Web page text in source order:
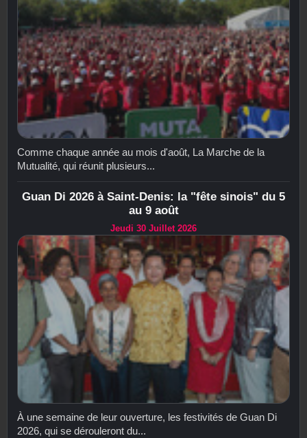
Comme chaque année au mois d'août, La Marche de la
Mutualité, qui réunit plusieurs...
Guan Di 2026 à Saint-Denis: la "fête sinois" du 5
au 9 août
Jeudi 30 Juillet 2026
À une semaine de leur ouverture, les festivités de Guan Di
2026, qui se dérouleront du...